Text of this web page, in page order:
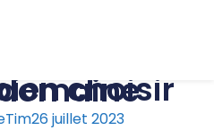
nom de domaine
26 juillet 2023